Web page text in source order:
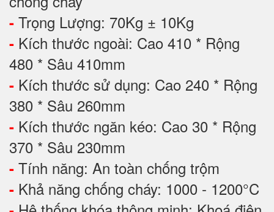
- Trọng Lượng: 70Kg ± 10Kg
- Kích thước ngoài: Cao 410 * Rộng
480 * Sâu 410mm
- Kích thước sử dụng: Cao 240 * Rộng
380 * Sâu 260mm
- Kích thước ngăn kéo: Cao 30 * Rộng
370 * Sâu 230mm
- Tính năng: An toàn chống trộm
- Khả năng chống cháy: 1000 - 1200°C